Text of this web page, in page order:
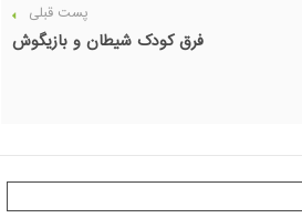
پست قبلی
فرق کودک شیطان و بازیگوش